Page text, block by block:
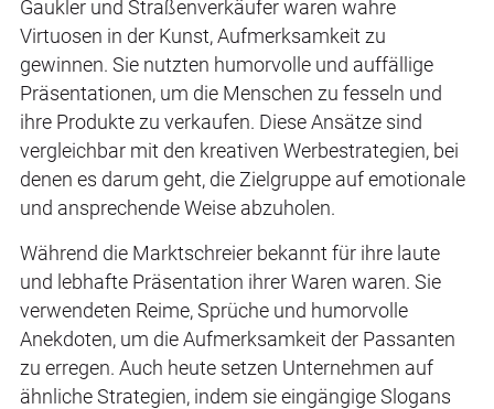
Gaukler und Straßenverkäufer waren wahre
Virtuosen in der Kunst, Aufmerksamkeit zu
gewinnen. Sie nutzten humorvolle und auffällige
Präsentationen, um die Menschen zu fesseln und
ihre Produkte zu verkaufen. Diese Ansätze sind
vergleichbar mit den kreativen Werbestrategien, bei
denen es darum geht, die Zielgruppe auf emotionale
und ansprechende Weise abzuholen.
Während die Marktschreier bekannt für ihre laute
und lebhafte Präsentation ihrer Waren waren. Sie
verwendeten Reime, Sprüche und humorvolle
Anekdoten, um die Aufmerksamkeit der Passanten
zu erregen. Auch heute setzen Unternehmen auf
ähnliche Strategien, indem sie eingängige Slogans